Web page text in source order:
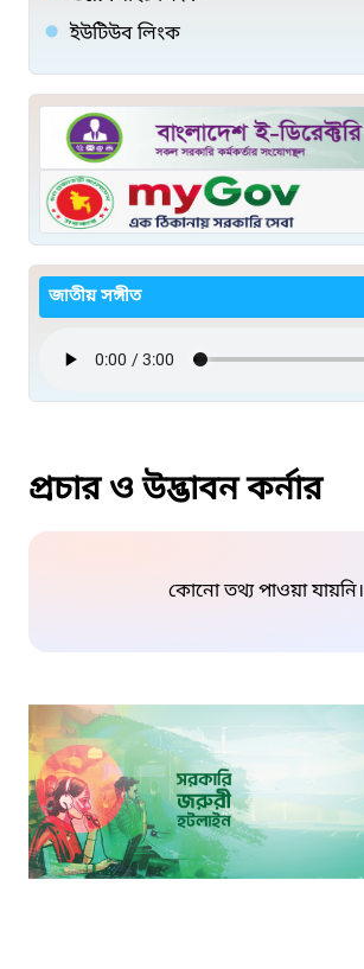
ইউটিউব লিংক
জাতীয় সঙ্গীত
প্রচার ও উদ্ভাবন কর্নার
কোনো তথ্য পাওয়া যায়নি।